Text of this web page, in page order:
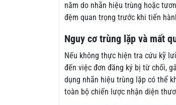
năm do nhãn hiệu trùng hoặc
đệm quan trọng trước khi tiến
Nguy cơ trùng lặp và mất
Nếu không thực hiện tra cứu kỹ
đến việc đơn đăng ký bị từ chối,
dụng nhãn hiệu trùng lặp có thể
toàn bộ chiến lược nhận diện